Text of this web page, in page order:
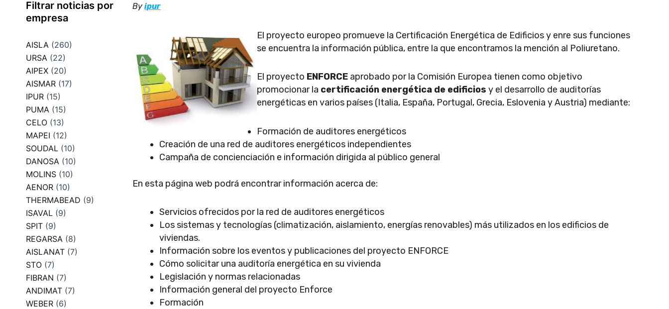
Filtrar noticias por
empresa
AISLA (260)
URSA (22)
AIPEX (20)
AISMAR (17)
IPUR (15)
PUMA (15)
CELO (13)
MAPEI (12)
SOUDAL (10)
DANOSA (10)
MOLINS (10)
AENOR (10)
THERMABEAD (9)
ISAVAL (9)
SPIT (9)
REGARSA (8)
AISLANAT (7)
STO (7)
FIBRAN (7)
ANDIMAT (7)
WEBER (6)
Byipur
El proyecto europeo promueve la Certificación Energética de Edificios y enre sus funciones
se encuentra la información pública, entre la que encontramos la mención al Poliuretano.
El proyecto ENFORCE aprobado por la Comisión Europea tienen como objetivo
promocionar la certificación energética de edificios y el desarrollo de auditorías
energéticas en varios países (Italia, España, Portugal, Grecia, Eslovenia y Austria) mediante:
Formación de auditores energéticos
Creación de una red de auditores energéticos independientes
Campaña de concienciación e información dirigida al público general
En esta página web podrá encontrar información acerca de:
Servicios ofrecidos por la red de auditores energéticos
Los sistemas y tecnologías (climatización, aislamiento, energías renovables) más utilizados en los edificios de
viviendas.
Información sobre los eventos y publicaciones del proyecto ENFORCE
Cómo solicitar una auditoría energética en su vivienda
Legislación y normas relacionadas
Información general del proyecto Enforce
Formación